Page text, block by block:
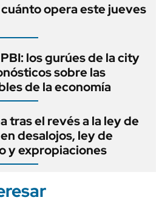
opera este jueves
los gurúes de la city
sobre las
de la economía
tras el revés a la ley de
desalojos, ley de
y expropiaciones